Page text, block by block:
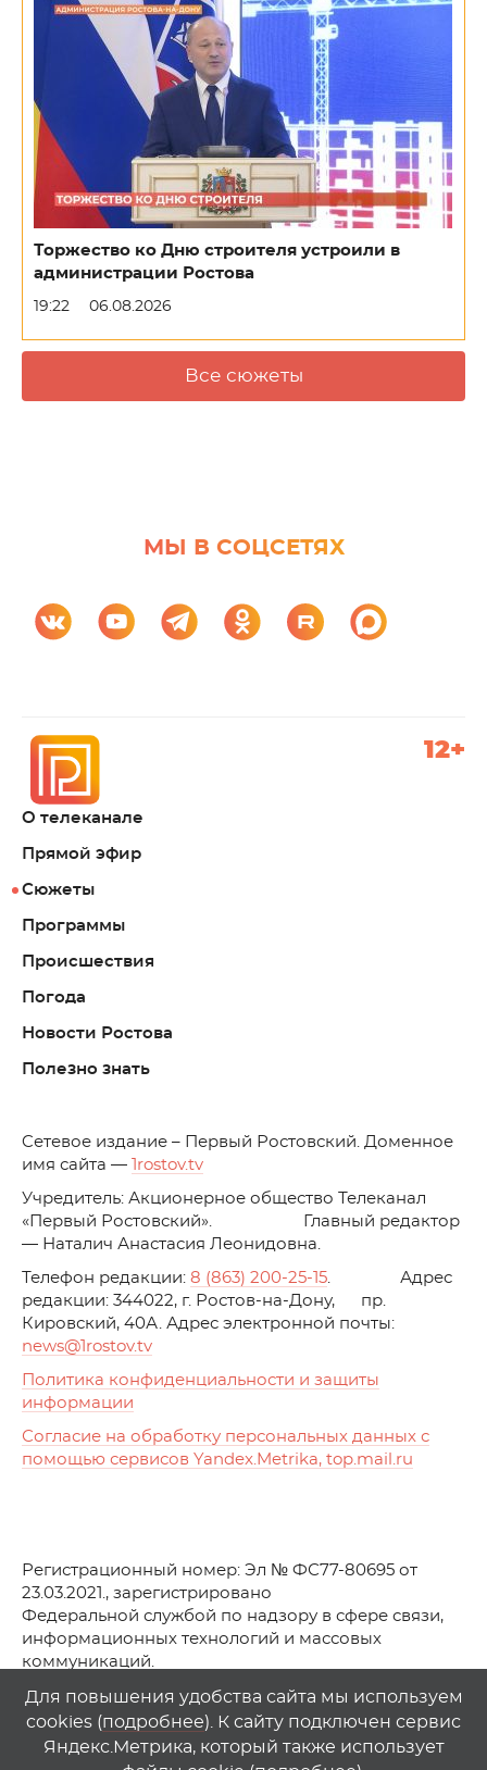
Торжество ко Дню строителя устроили в
администрации Ростова
19:22 06.08.2026
Все сюжеты
МЫ В СОЦСЕТЯХ
О телеканале
Прямой эфир
Сюжеты
Программы
Происшествия
Погода
Новости Ростова
Полезно знать
12+
Cетевое издание – Первый Ростовский. Доменное
имя сайта —
1rostov.tv
Учредитель: Акционерное общество Телеканал
«Первый Ростовский». Главный редактор
— Наталич Анастасия Леонидовна.
Телефон редакции: 8 (863) 200-25-15. Адрес
редакции: 344022, г. Ростов-на-Дону, пр.
Кировский, 40А. Адрес электронной почты:
news@1rostov.tv
Политика конфиденциальности и защиты
информации
Согласие на обработку персональных данных с
помощью сервисов Yandex.Metrika, top.mail.ru
Регистрационный номер: Эл № ФС77-80695 от
23.03.2021., зарегистрировано
Федеральной службой по надзору в сфере связи,
информационных технологий и массовых
коммуникаций.
© АО Телеканал «Первый Ростовский» (2021-2025)
Любое использование материалов сайта возможно
только при указании гиперссылки на1rostov.tv
Для повышения удобства сайта мы используем
cookies (подробнее). К сайту подключен сервис
Яндекс.Метрика, который также использует